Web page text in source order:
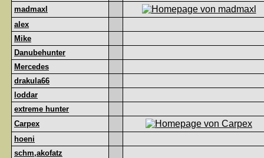
madmaxl
alex
Mike
Danubehunter
Mercedes
drakula66
loddar
extreme hunter
Carpex
hoeni
schm,akofatz